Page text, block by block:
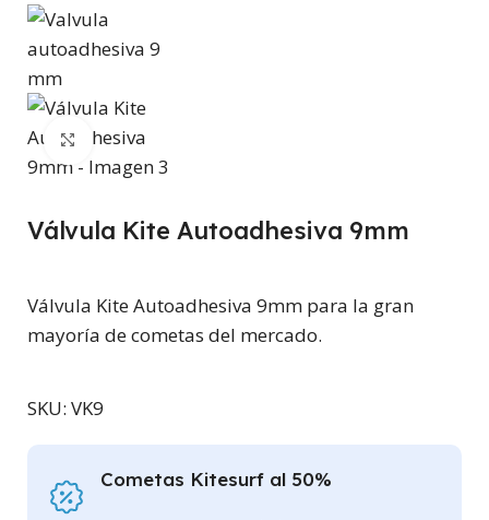
Click to enlarge
Válvula Kite Autoadhesiva 9mm
Válvula Kite Autoadhesiva 9mm para la gran
mayoría de cometas del mercado.
SKU: VK9
Cometas Kitesurf al 50%